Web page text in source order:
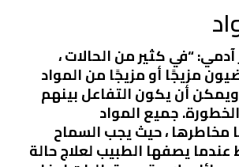
“في كثير من الحالات ،
مزيجًا أو مزيجًا من المواد
ويمكن أن يكون التفاعل بينهم
جميع المواد
مخاطرها ، حيث يجب السماح
عندما يصفها الطبيب لعلاج حالة